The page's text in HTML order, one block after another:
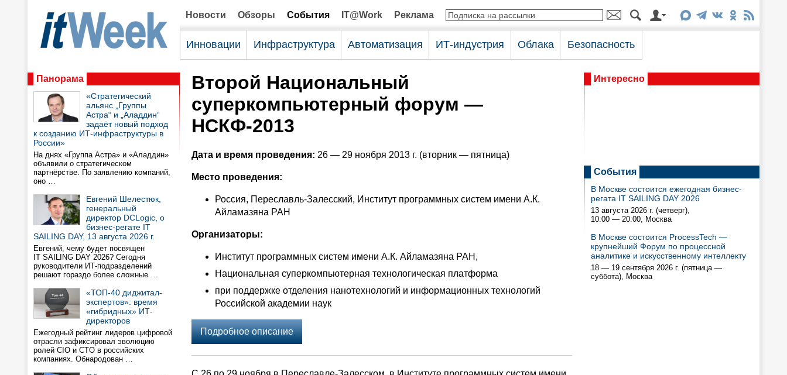
Новости Обзоры События IT@Work Реклама
Инновации Инфраструктура Автоматизация ИТ-индустрия Облака Безопасность
Панорама
«Стратегический
альянс „Группы
Астра“ и „Аладдин“
задаёт новый подход
к созданию ИТ-инфраструктуры в
России»
На днях «Группа Астра» и «Аладдин»
объявили о стратегическом
партнёрстве. По заявлению компаний,
оно …
Евгений Шелестюк,
генеральный
директор DCLogic, о
бизнес-регате IT
SAILING DAY, 13 августа 2026 г.
Евгений, чему будет посвящен
IT SAILING DAY 2026? Сегодня
руководители ИТ-подразделений
решают гораздо более сложные …
«ТОП-40 диджитал-
экспертов»: время
«гибридных» ИТ-
директоров
Ежегодный рейтинг лидеров цифровой
отрасли зафиксировал эволюцию
ролей CIO и CTO в российских
компаниях. Обнародован …
Второй Национальный
суперкомпьютерный форум —
НСКФ-2013
Дата и время проведения: 26 — 29 ноября 2013 г. (вторник — пятница)
Место проведения:
Россия, Переславль-Залесский, Институт программных систем имени А.К.
Айламазяна РАН
Организаторы:
Институт программных систем имени А.К. Айламазяна РАН,
Национальная суперкомпьютерная технологическая платформа
при поддержке отделения нанотехнологий и информационных технологий
Российской академии наук
Подробное описание
Интересно
События
В Москве состоится ежегодная бизнес-
регата IT SAILING DAY 2026
13 августа 2026 г. (четверг),
10:00 — 20:00, Москва
В Москве состоится ProcessTech —
крупнейший Форум по процессной
аналитике и искусственному интеллекту
18 — 19 сентября 2026 г. (пятница —
суббота), Москва